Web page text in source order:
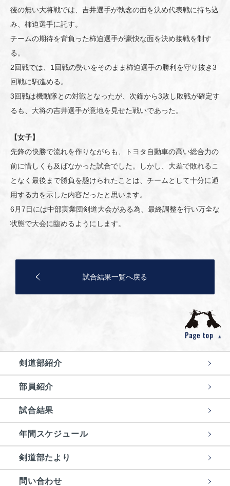
後の無い大将戦では、吉井選手が執念の面を決め代表戦に持ち込
み、柿迫選手に託す。
チームの期待を背負った柿迫選手が豪快な面を決め接戦を制す
る。
2回戦では、1回戦の勢いをそのまま柿迫選手の勝利を守り抜き3
回戦に駒進める。
3回戦は機動隊との対戦となったが、次鋒から3敗し敗戦が確定す
るも、大将の吉井選手が意地を見せた戦いであった。
【女子】
先鋒の快勝で流れを作りながらも、トヨタ自動車の高い総合力の
前に惜しくも及ばなかった試合でした。しかし、大差で敗れるこ
となく最後まで勝負を懸けられたことは、チームとして十分に通
用する力を示した内容だったと思います。
6月7日には中部実業団剣道大会がある為、最終調整を行い万全な
状態で大会に臨めるようにします。
試合結果一覧へ戻る
剣道部紹介
部員紹介
試合結果
年間スケジュール
剣道部たより
問い合わせ